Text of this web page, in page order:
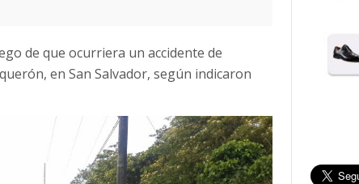
de que ocurriera un accidente de
en San Salvador, según indicaron